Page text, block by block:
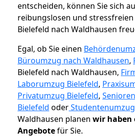
entscheiden, können Sie sich
reibungslosen und
Bielefeld nach Waldhausen
Egal, ob Sie einen
Büroumzug nach Waldhausen,
Bielefeld nach Waldhausen,
Laborumzug Bielefeld,
Privatumzug Bielefeld,
Bielefeld oderStudentenumzug
Waldhausen planen wir haben
Angebotefür Sie.